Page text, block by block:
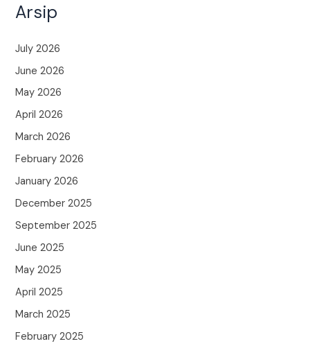
Arsip
July 2026
June 2026
May 2026
April 2026
March 2026
February 2026
January 2026
December 2025
September 2025
June 2025
May 2025
April 2025
March 2025
February 2025